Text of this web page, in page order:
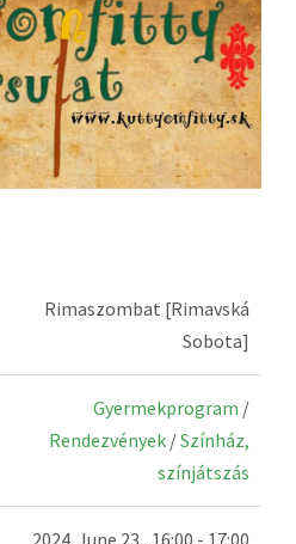
Rimaszombat [Rimavská
Sobota]
Gyermekprogram /
Rendezvények /Színház,
színjátszás